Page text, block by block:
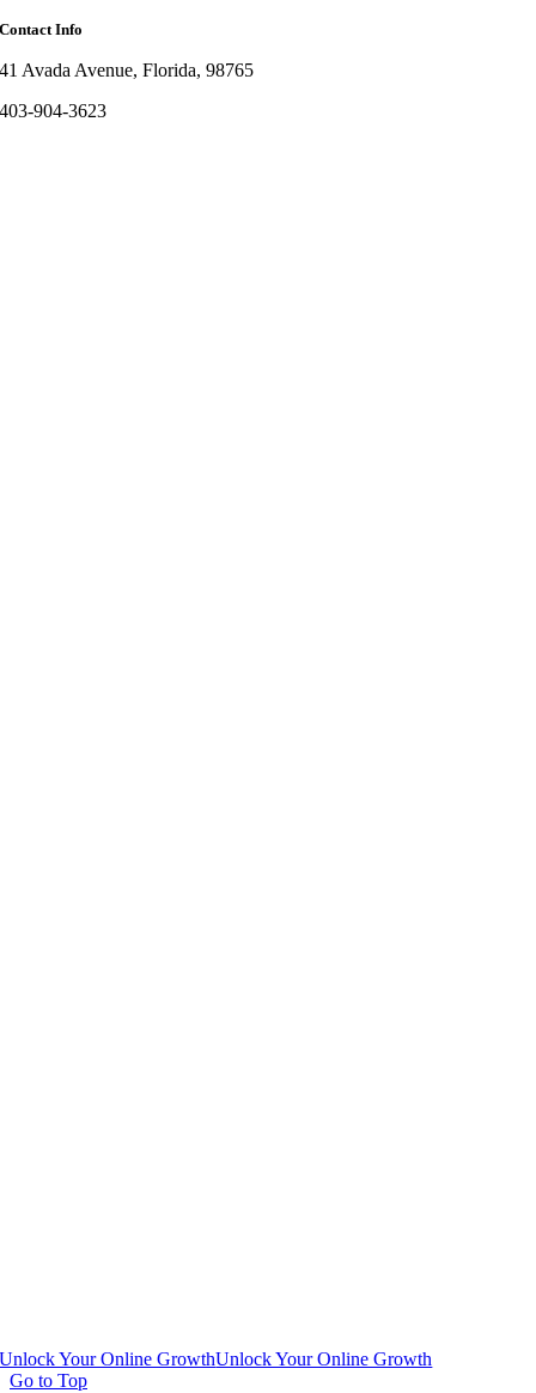
Contact Info
41 Avada Avenue, Florida, 98765
403-904-3623
Unlock Your Online GrowthUnlock Your Online Growth
Go to Top